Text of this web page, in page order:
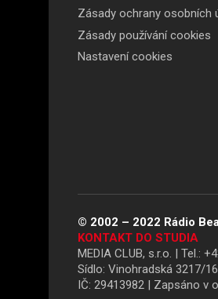
Zásady ochrany osobních
Zásady používání cookies
Nastavení cookies
© 2002 – 2022 Rádio
KONTAKT DO STUDIA
MEDIA CLUB, s.r.o. | Tel.:
Sídlo: Vinohradská 3217/
IČ: 29413982 | Zapsáno v